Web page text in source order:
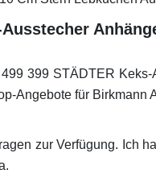
399 STÄDTER Keks-
Angebote für Birkmann
zur Verfügung. Ich